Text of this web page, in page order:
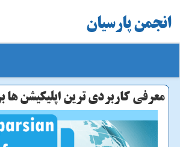
انجمن پارسیان
معرفی كاربردی ترین اپلیكیشن ها